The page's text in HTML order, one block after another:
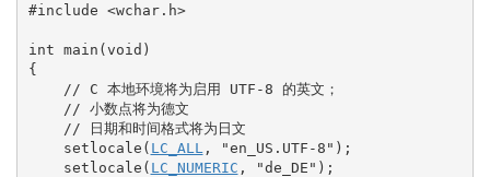
#include <wchar.h>
int main (void )
{
// C 本地环境将为启用 UTF-8 的英文；
// 小数点将为德文
// 日期和时间格式将为日文
    setlocale
( LC_ALL , "en_US.UTF-8" ) ;
    setlocale
( LC_NUMERIC , "de_DE" ) ;